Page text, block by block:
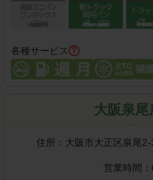
各種サービス
大阪泉尾
住所： 大阪市大正区泉尾
営業時間：